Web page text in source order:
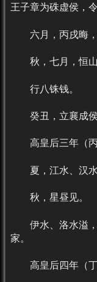
王子章为硃虚侯，
六月，丙戌晦，
秋，七月，恒山
行八铢钱。
癸丑，立襄成侯
高皇后三年（丙
夏，江水、汉水
秋，星昼见。
伊水、洛水溢，
家。
高皇后四年（丁